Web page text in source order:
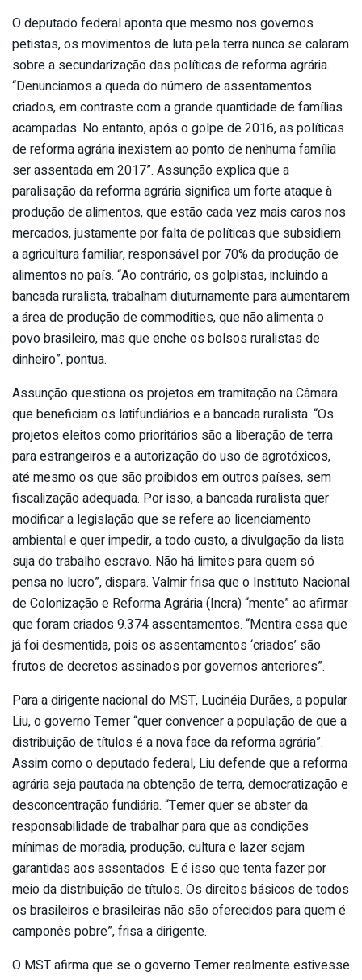
O deputado federal aponta que mesmo nos governos
petistas, os movimentos de luta pela terra nunca se calaram
sobre a secundarização das políticas de reforma agrária.
“Denunciamos a queda do número de assentamentos
criados, em contraste com a grande quantidade de famílias
acampadas. No entanto, após o golpe de 2016, as políticas
de reforma agrária inexistem ao ponto de nenhuma família
ser assentada em 2017”. Assunção explica que a
paralisação da reforma agrária significa um forte ataque à
produção de alimentos, que estão cada vez mais caros nos
mercados, justamente por falta de políticas que subsidiem
a agricultura familiar, responsável por 70% da produção de
alimentos no país. “Ao contrário, os golpistas, incluindo a
bancada ruralista, trabalham diuturnamente para aumentarem
a área de produção de commodities, que não alimenta o
povo brasileiro, mas que enche os bolsos ruralistas de
dinheiro”, pontua.
Assunção questiona os projetos em tramitação na Câmara
que beneficiam os latifundiários e a bancada ruralista. “Os
projetos eleitos como prioritários são a liberação de terra
para estrangeiros e a autorização do uso de agrotóxicos,
até mesmo os que são proibidos em outros países, sem
fiscalização adequada. Por isso, a bancada ruralista quer
modificar a legislação que se refere ao licenciamento
ambiental e quer impedir, a todo custo, a divulgação da lista
suja do trabalho escravo. Não há limites para quem só
pensa no lucro”, dispara. Valmir frisa que o Instituto Nacional
de Colonização e Reforma Agrária (Incra) “mente” ao afirmar
que foram criados 9.374 assentamentos. “Mentira essa que
já foi desmentida, pois os assentamentos ‘criados’ são
frutos de decretos assinados por governos anteriores”.
Para a dirigente nacional do MST, Lucinéia Durães, a popular
Liu, o governo Temer “quer convencer a população de que a
distribuição de títulos é a nova face da reforma agrária”.
Assim como o deputado federal, Liu defende que a reforma
agrária seja pautada na obtenção de terra, democratização e
desconcentração fundiária. “Temer quer se abster da
responsabilidade de trabalhar para que as condições
mínimas de moradia, produção, cultura e lazer sejam
garantidas aos assentados. E é isso que tenta fazer por
meio da distribuição de títulos. Os direitos básicos de todos
os brasileiros e brasileiras não são oferecidos para quem é
camponês pobre”, frisa a dirigente.
O MST afirma que se o governo Temer realmente estivesse